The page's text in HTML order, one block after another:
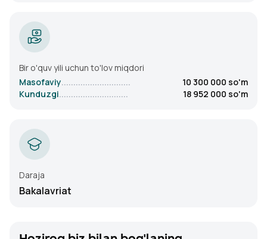
Bir o'quv yili uchun to'lov miqdori
Masofaviy............................. 10 300 000 so'm
Kunduzgi............................. 18 952 000 so'm
Daraja
Bakalavriat